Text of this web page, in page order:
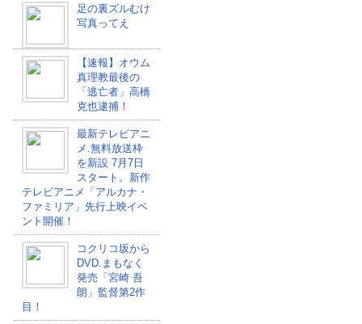
足の裏ズルむけ
写真ってえ
【速報】オウム
真理教最後の
「逃亡者」高橋
克也逮捕！
最新テレビアニ
メ.無料放送枠
を新設 7月7日
スタート。新作
テレビアニメ「アルカナ・
ファミリア」先行上映イベ
ント開催！
コクリコ坂から
DVD.まもなく
発売「宮崎 吾
朗」監督第2作
目！